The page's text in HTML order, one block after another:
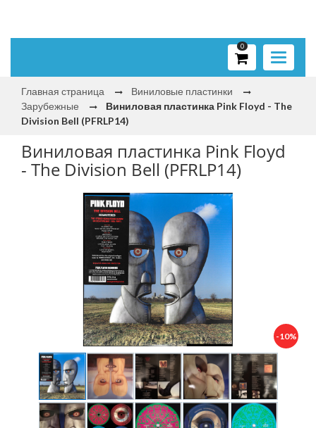
Toggle
0
Главная страница
Виниловые пластинки
Зарубежные
Виниловая пластинка Pink Floyd - The
Division Bell (PFRLP14)
Виниловая пластинка Pink Floyd
- The Division Bell (PFRLP14)
-10%